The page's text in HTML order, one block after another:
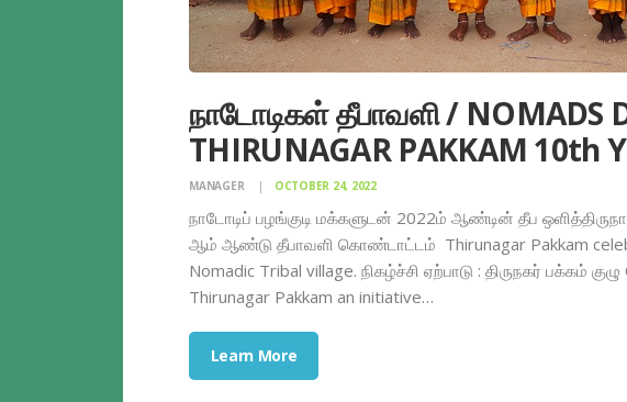
நாடோடிகள் தீபாவளி / NOMADS
THIRUNAGAR PAKKAM 10th
MANAGER OCTOBER 24, 2022
நாடோடிப் பழங்குடி மக்களுடன் 2022ம் ஆண்டின் தீப
ஆம் ஆண்டு தீபாவளி கொண்டாட்டம் Thirunagar Pakkam
Nomadic Tribal village. நிகழ்ச்சி ஏற்பாடு : திருநகர் பக்கம்
Thirunagar Pakkam an initiative…
Learn More